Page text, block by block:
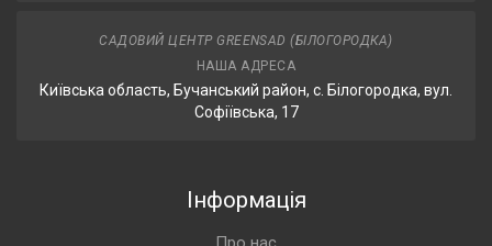
САДОВИЙ ЦЕНТР GREENSAD (БІЛОГОРОДКА)
НАША АДРЕСА
Київська область, Бучанський район, с. Білогородка, вул.
Софіївська, 17
Інформація